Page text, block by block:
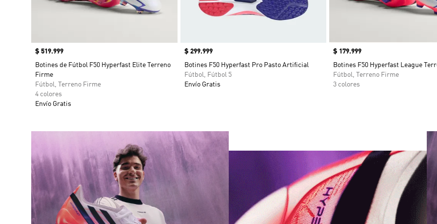
Precio
$ 519.999
Botines de Fútbol F50 Hyperfast Elite Terreno
Firme
Fútbol, Terreno Firme
4 colores
Envío Gratis
Precio
$ 299.999
Botines F50 Hyperfast Pro Pasto Artificial
Fútbol, Fútbol 5
Envío Gratis
Precio
$ 179.999
Botines F50 Hyperfast League
Fútbol, Terreno Firme
3 colores